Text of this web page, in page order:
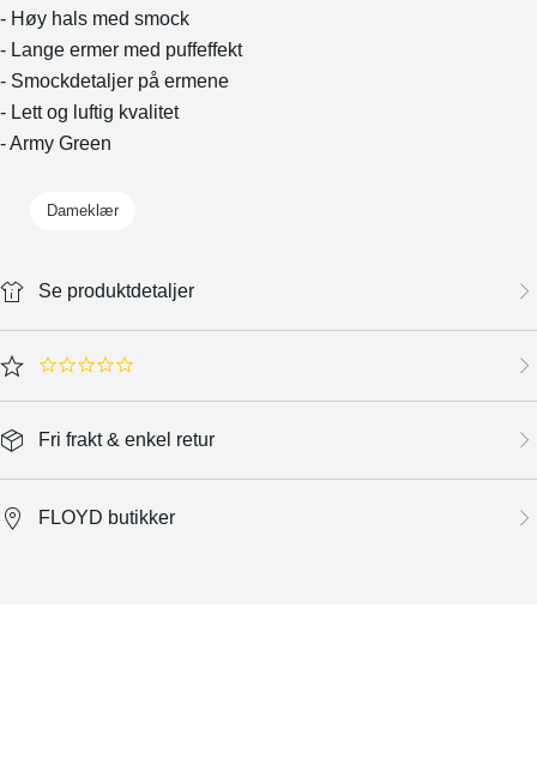
- Høy hals med smock
- Lange ermer med puffeffekt
- Smockdetaljer på ermene
- Lett og luftig kvalitet
- Army Green
Dameklær
Se produktdetaljer
0.0 star rating
Fri frakt & enkel retur
FLOYD butikker